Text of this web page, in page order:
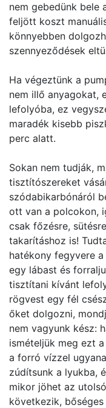
nem gebedünk bele
feljött koszt
könnyebben
szennyeződések
Ha végeztünk a
nem illő anyagokat,
lefolyóba, ez
maradék kisebb
perc alatt.
Sokan nem tudják,
tisztítószereket
szódabikarbónáról
ott van a polcokon,
csak főzésre,
takarításhoz is!
hatékony fegyvere
egy lábast és
tisztítani kívánt
rögvest egy fél
őket dolgozni,
nem vagyunk kész:
ismételjük meg ezt
a forró vízzel
zúdítsunk a lyukba,
mikor jöhet az
következik,